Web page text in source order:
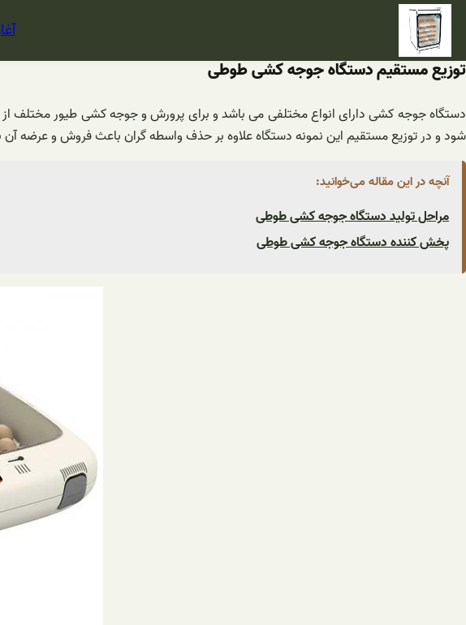
رفتن
محتوا
توزیع مستقیم دستگاه جوجه کشی طوطی
دستگاه جوجه کشی دارای انواع مختلفی می ‌باشد و برای پرورش و جوجه کشی طیور
‌شود و در توزیع مستقیم این نمونه دستگاه علاوه بر حذف واسطه گران باعث فروش و عرضه
آنچه در این مقاله می‌خوانید:
مراحل تولید دستگاه جوجه کشی طوطی
پخش کننده دستگاه جوجه کشی طوطی